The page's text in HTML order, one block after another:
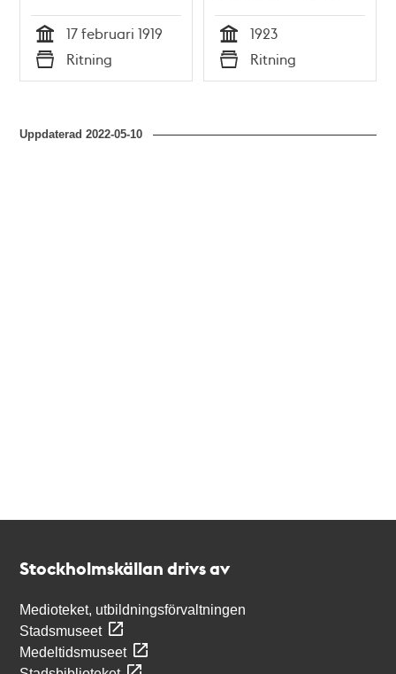
Tid
17 februari 1919
Typ
Ritning
ritningar)
Tid
1923
Typ
Ritning
Uppdaterad2022-05-10
Stockholmskällan drivs av
Medioteket, utbildningsförvaltningen
Stadsmuseet
Medeltidsmuseet